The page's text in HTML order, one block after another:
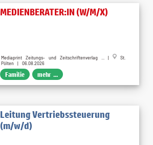
MEDIENBERATER:IN (W/M/X)
Mediaprint Zeitungs- und Zeitschriftenverlag ... |
St.
Pölten | 06.08.2026
Familie mehr ...
Leitung Vertriebssteuerung
(m/w/d)